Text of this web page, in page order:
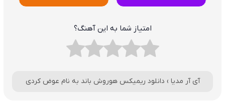
امتیاز شما به این آهنگ؟
آی آر مدیا › دانلود ریمیکس هوروش باند به نام عوض کردی